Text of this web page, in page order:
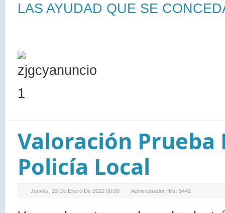
LAS AYUDAD QUE SE
Valoración Prueba
Policía Local
Jueves, 13 De Enero De 2022 00:00 Administrador Hits: 5441